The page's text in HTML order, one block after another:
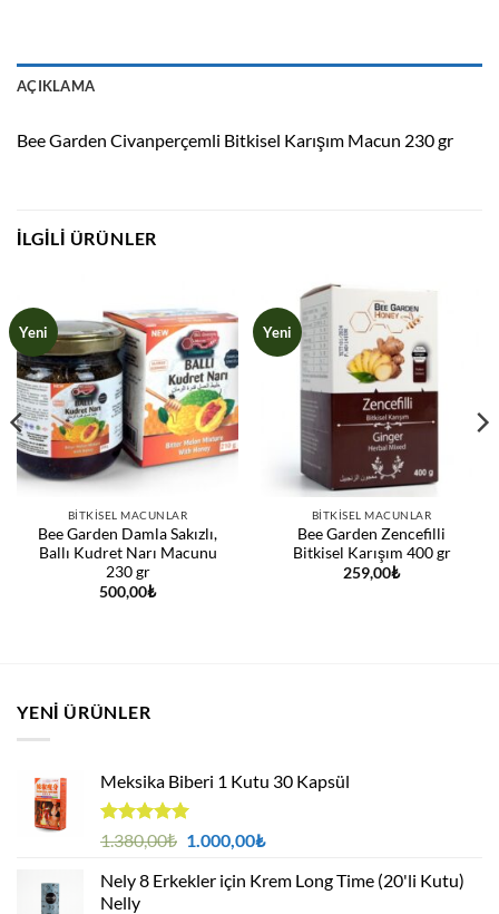
AÇIKLAMA
Bee Garden Civanperçemli Bitkisel Karışım Macun 230 gr
İLGILI ÜRÜNLER
Yeni
BITKISEL MACUNLAR
Bee Garden Damla Sakızlı,
Ballı Kudret Narı Macunu
230 gr
500,00₺
Yeni
BITKISEL MACUNLAR
Bee Garden Zencefilli
Bitkisel Karışım 400 gr
259,00₺
YENI ÜRÜNLER
Meksika Biberi 1 Kutu 30 Kapsül
5 üzerinden
oy
aldı
1.380,00₺ Orijinal
1.380,00₺.
1.000,00₺Şu
fiyat:
Nely 8 Erkekler için Krem Long Time (20'li Kutu)
Nelly